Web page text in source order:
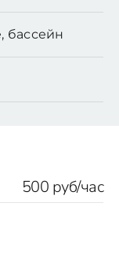
бассейн
500 руб/час